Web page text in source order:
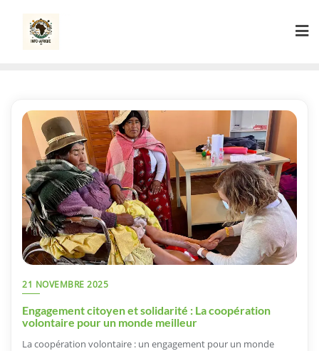
content
21 NOVEMBRE 2025
Engagement citoyen et solidarité : La coopération
volontaire pour un monde meilleur
La coopération volontaire : un engagement pour un monde